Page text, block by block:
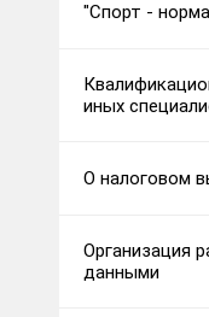
"Спорт -
иных
О налоговом
Организация
данными